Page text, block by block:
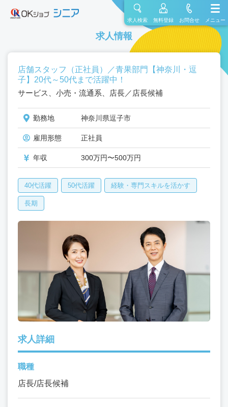
求人検索 無料登録 お問合せ メニュー
求人情報
店舗スタッフ（正社員）／青果部門【神奈川・逗
子】20代～50代まで活躍中！
サービス、小売・流通系、店長／店長候補
勤務地 神奈川県逗子市
雇用形態 正社員
年収 300万円〜500万円
40代活躍 50代活躍 経験・専門スキルを活かす
長期
求人詳細
職種
店長/店長候補